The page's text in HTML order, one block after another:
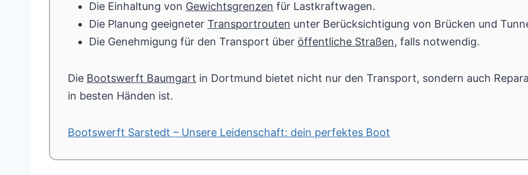
Die Einhaltung von Gewichtsgrenzen für Lastkraftwagen.
Die Planung geeigneter Transportrouten unter Berücksichtigung von Brücken und
Die Genehmigung für den Transport über öffentliche Straßen, falls notwendig.
Die Bootswerft Baumgart in Dortmund bietet nicht nur den Transport, sondern auch
in besten Händen ist.
Bootswerft Sarstedt – Unsere Leidenschaft: dein perfektes Boot